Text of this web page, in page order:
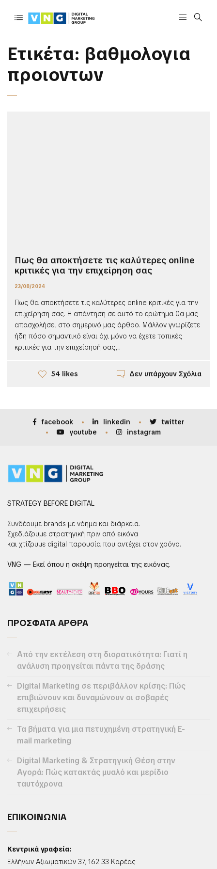
Ετικέτα: βαθμολογια
προιοντων
Πως θα αποκτήσετε τις καλύτερες online
κριτικές για την επιχείρηση σας
23/08/2024
Πως θα αποκτήσετε τις καλύτερες online κριτικές για την
επιχείρηση σας. Η απάντηση σε αυτό το ερώτημα θα μας
απασχολήσει στο σημερινό μας άρθρο. Μάλλον γνωρίζετε
ήδη πόσο σημαντικό είναι όχι μόνο να έχετε τοπικές
κριτικές για την επιχείρησή σας,...
54 likes Δεν υπάρχουν Σχόλια
facebook linkedin
twitter
youtube
instagram
STRATEGY BEFORE DIGITAL
Συνδέουμε brands με νόημα και διάρκεια.
Σχεδιάζουμε στρατηγική πριν από εικόνα
και χτίζουμε digital παρουσία που αντέχει στον χρόνο.
VNG — Εκεί όπου η σκέψη προηγείται της εικόνας.
ΠΡΟΣΦΑΤΑ ΑΡΘΡΑ
Από την εκτέλεση στη διορατικότητα: Γιατί η
ανάλυση προηγείται πάντα της δράσης
Digital Marketing σε περιβάλλον κρίσης: Πώς
επιβιώνουν και δυναμώνουν οι σοβαρές
επιχειρήσεις
Τα βήματα για μια πετυχημένη στρατηγική E-
mail marketing
Digital Marketing & Στρατηγική Θέση στην
Αγορά: Πώς κατακτάς μυαλό και μερίδιο
ταυτόχρονα
ΕΠΙΚΟΙΝΩΝΙΑ
Κεντρικά γραφεία:
Ελλήνων Αξιωματικών 37, 162 33 Καρέας